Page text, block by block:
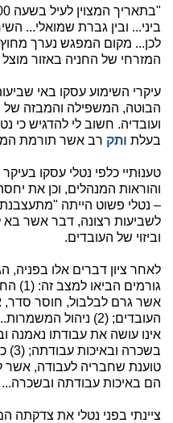
ביני... ובין גברת שמואלי...
לכן... מקום המפגש נערך
המזרחי של החניה באזור מוצל
עיקרי השימוע עסקו באי
הבוטה, המשפילה והמבזה של
ועובדיה. חשוב לי להדגיש כי
בעלת ותק רב אשר תורמת
טענותיי כלפי נטלי עסקו
והוראות המנהלים, וכן את
– נטלי פשוט הייתה
לשביעות רצונה, דבר אשר בא
וביזוי של העובדים.
לאחר ציון דברים אלו בפניה,
אשר גרם לבלבול, חוסר סדר,
העובדים; (2) ניהול
אינו עושה את עבודתו נאמנה
טוענת שחבריה לעבודה, אשר
הם באיכות עבודתה ובשכרה...
ציינתי בפני נטלי את צדקתה